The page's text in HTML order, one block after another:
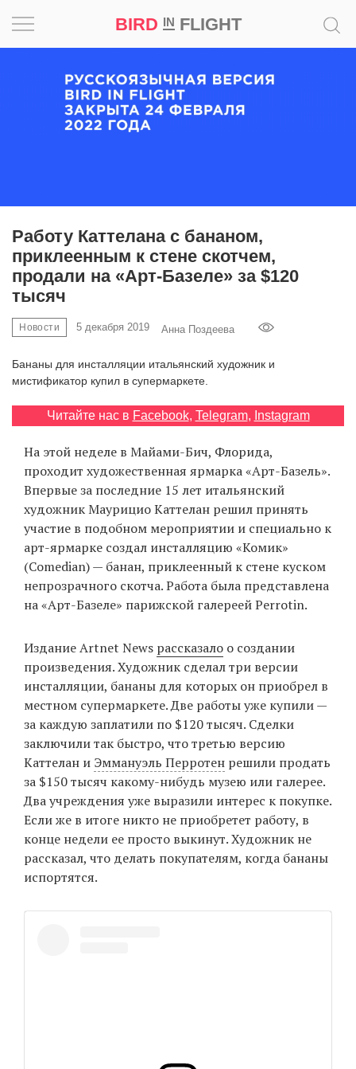
BIRD INFLIGHT
EN
UA
Работу Каттелана с бананом,
приклеенным к стене скотчем,
продали на «Арт-Базеле» за $120
тысяч
Новости 5 декабря 2019 Анна Поздеева
Бананы для инсталляции итальянский художник и
мистификатор купил в супермаркете.
Читайте нас в Facebook, Telegram, Instagram
На этой неделе в Майами-Бич, Флорида,
проходит художественная ярмарка «Арт-Базель».
Впервые за последние 15 лет итальянский
художник Маурицио Каттелан решил принять
участие в подобном мероприятии и специально к
арт-ярмарке создал инсталляцию «Комик»
(Comedian) — банан, приклеенный к стене куском
непрозрачного скотча. Работа была представлена
на «Арт-Базеле» парижской галереей Perrotin.
Издание Artnet News рассказало о создании
произведения. Художник сделал три версии
инсталляции, бананы для которых он приобрел в
местном супермаркете. Две работы уже купили —
за каждую заплатили по $120 тысяч. Сделки
заключили так быстро, что третью версию
Каттелан и Эммануэль Перротен решили продать
за $150 тысяч какому-нибудь музею или галерее.
Два учреждения уже выразили интерес к покупке.
Если же в итоге никто не приобретет работу, в
конце недели ее просто выкинут. Художник не
рассказал, что делать покупателям, когда бананы
испортятся.